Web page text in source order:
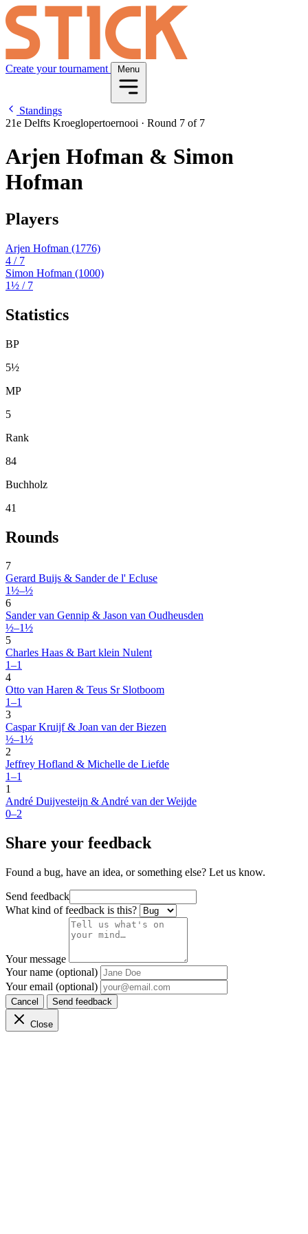
Create your tournament Menu
Standings
21e Delfts Kroeglopertoernooi · Round 7 of 7
Arjen Hofman & Simon
Hofman
Players
Arjen Hofman (1776)
4 / 7
Simon Hofman (1000)
1½ / 7
Statistics
BP
5½
MP
5
Rank
84
Buchholz
41
Rounds
7
Gerard Buijs & Sander de l' Ecluse
1½–½
6
Sander van Gennip & Jason van Oudheusden
½–1½
5
Charles Haas & Bart klein Nulent
1–1
4
Otto van Haren & Teus Sr Slotboom
1–1
3
Caspar Kruijf & Joan van der Biezen
½–1½
2
Jeffrey Hofland & Michelle de Liefde
1–1
1
André Duijvesteijn & André van der Weijde
0–2
Share your feedback
Found a bug, have an idea, or something else? Let us know.
Send feedback
What kind of feedback is this?
Your message
Your name (optional)
Your email (optional)
Cancel Send feedback
Close